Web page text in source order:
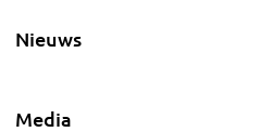
Nieuws
Media